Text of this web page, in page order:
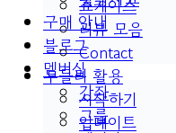
구매 안내
블로그
멤버십
강좌
그룹
쇼케이스
리뷰 모음
Contact
두들리 활용
시작하기
업데이트